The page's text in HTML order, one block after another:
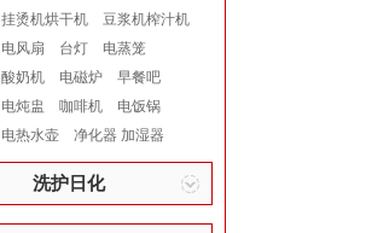
挂烫机烘干机
豆浆机榨汁机
电风扇
台灯
电蒸笼
酸奶机
电磁炉
早餐吧
电炖盅
咖啡机
电饭锅
电热水壶
净化器 加湿器
洗护日化